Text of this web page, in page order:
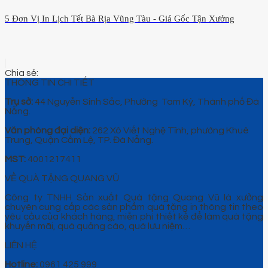
5 Đơn Vị In Lịch Tết Bà Rịa Vũng Tàu - Giá Gốc Tận Xưởng
THÔNG TIN CHI TIẾT
Trụ sở: 44 Nguyễn Sinh Sắc, Phường Tam Kỳ, Thành phố Đà
Nẵng.
Văn phòng đại diện: 262 Xô Viết Nghệ Tĩnh, phường Khuê
Trung, Quận Cẩm Lệ, TP. Đà Nẵng.
MST: 4001217411
VỀ QUÀ TẶNG QUANG VŨ
Công ty TNHH Sản xuất Quà tặng Quang Vũ là xưởng
chuyên cung cấp các sản phẩm quà tặng in thông tin theo
yêu cầu của khách hàng, miễn phí thiết kế để làm quà tặng
khuyến mãi, quà quảng cáo, quà lưu niệm…
LIÊN HỆ
Hotline: 0961 425 999